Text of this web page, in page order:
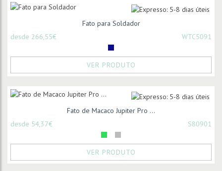
Fato para Soldador
desde 266,55€
WTC5091
VER PRODUTO
Fato de Macaco Jupiter Pro ...
desde 54,37€
S80901
VER PRODUTO